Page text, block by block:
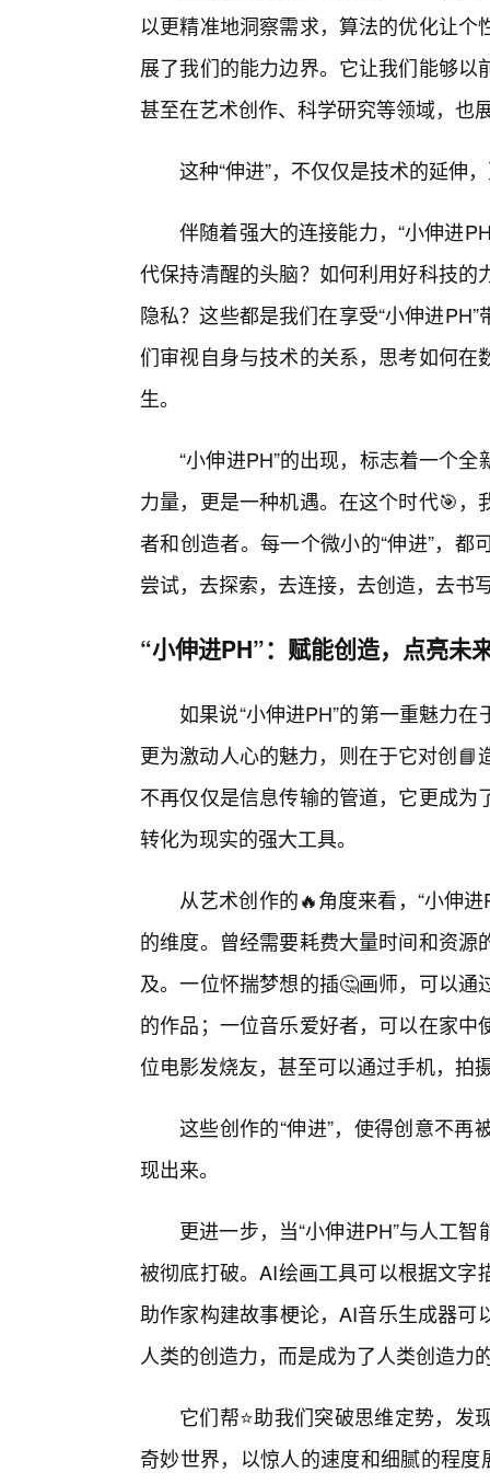
以更精准地洞察需求，算法的优化让
展了我们的能力边界。它让我们能够
甚至在艺术创作、科学研究等领域，也
这种“伸进”，不仅仅是技术的延伸
伴随着强大的连接能力，“小伸进
代保持清醒的头脑？如何利用好科技
隐私？这些都是我们在享受“小伸进
们审视自身与技术的关系，思考如何
生。
“小伸进PH”的出现，标志着一个
力量，更是一种机遇。在这个时代🎯
者和创造者。每一个微小的“伸进”，
尝试，去探索，去连接，去创造，去书
“小伸进PH”：赋能创造，点亮未
如果说“小伸进PH”的第一重魅力
更为激动人心的魅力，则在于它对创📘
不再仅仅是信息传输的管道，它更成
转化为现实的强大工具。
从艺术创作的🔥角度来看，“小伸
的维度。曾经需要耗费大量时间和资
及。一位怀揣梦想的插🤔画师，可以
的作品；一位音乐爱好者，可以在家
位电影发烧友，甚至可以通过手机，拍
这些创作的“伸进”，使得创意不
现出来。
更进一步，当“小伸进PH”与人工
被彻底打破。AI绘画工具可以根据文
助作家构建故事梗论，AI音乐生成器
人类的创造力，而是成为了人类创造力
它们帮⭐助我们突破思维定势，
奇妙世界，以惊人的速度和细腻的程